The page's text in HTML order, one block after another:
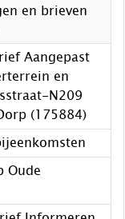
en brieven
Aangepast
en
N209
(175884)
Oude